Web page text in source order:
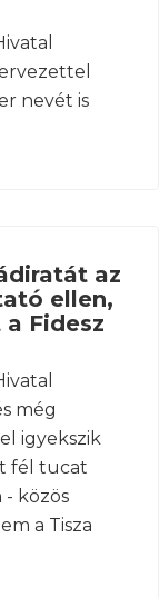
nevét is
az
ellen,
Fidesz
még
igyekszik
fél tucat
közös
a Tisza